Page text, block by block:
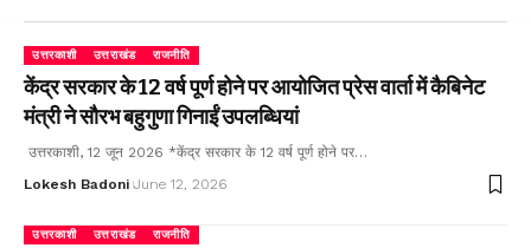
उत्तरकाशी उत्तराखंड राजनीति
केंद्र सरकार के 12 वर्ष पूर्ण होने पर आयोजित प्रेस वार्ता में कैबिनेट
मंत्री ने सौरभ बहुगुणा गिनाईं उपलब्धियां
उत्तरकाशी, 12 जून 2026 *केंद्र सरकार के 12 वर्ष पूर्ण होने पर…
Lokesh Badoni June 12, 2026
उत्तरकाशी उत्तराखंड राजनीति